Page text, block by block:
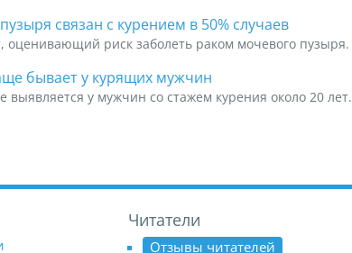
связан с курением в 50% случаев
оценивающий риск заболеть раком мочевого пузыря.
бывает у курящих мужчин
выявляется у мужчин со стажем курения около 20 лет.
Читатели
Отзывы читателей